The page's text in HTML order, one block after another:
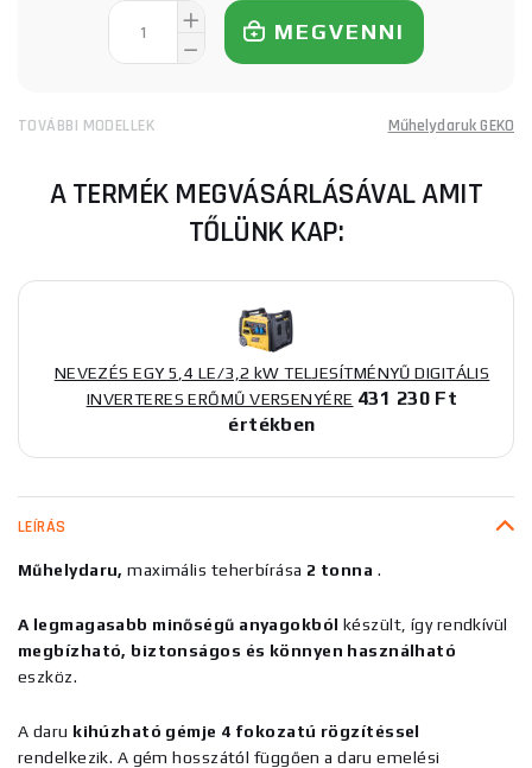
MEGVENNI
TOVÁBBI MODELLEK Műhelydaruk GEKO
A TERMÉK MEGVÁSÁRLÁSÁVAL AMIT
TŐLÜNK KAP:
NEVEZÉS EGY 5,4 LE/3,2 kW TELJESÍTMÉNYŰ DIGITÁLIS
INVERTERES ERŐMŰ VERSENYÉRE 431 230 Ft
értékben
LEÍRÁS
Műhelydaru, maximális teherbírása 2 tonna .
A legmagasabb minőségű anyagokból készült, így rendkívül
megbízható, biztonságos és könnyen használható
eszköz.
A daru kihúzható gémje 4 fokozatú rögzítéssel
rendelkezik. A gém hosszától függően a daru emelési